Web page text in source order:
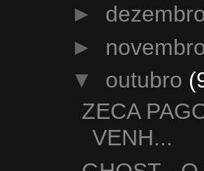
►
►
▼ outubro
ZECA
VENH...